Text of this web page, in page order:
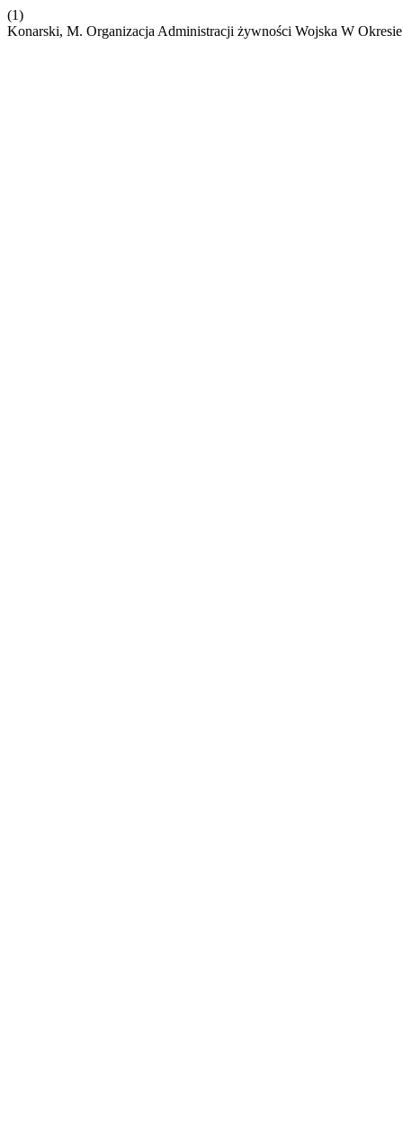
(1)
Konarski, M. Organizacja Administracji żywności Wojska W